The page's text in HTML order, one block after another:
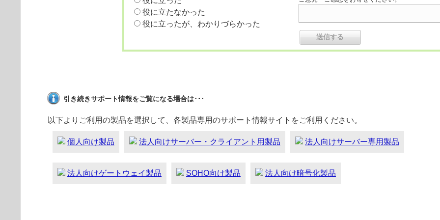
役に立たなかった
役に立ったが、わかりづらかった
引き続きサポート情報をご覧になる場合は･･･
以下よりご利用の製品を選択して、各製品専用のサポート情報サイトをご利用ください。
個人向け製品 法人向けサーバー・クライアント用製品 法人向けサーバー専用製品
法人向けゲートウェイ製品 SOHO向け製品 法人向け暗号化製品